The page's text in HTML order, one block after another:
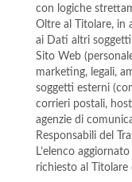
con logiche
Oltre al Titolare, in
ai Dati altri
Sito Web
marketing, legali,
soggetti esterni
corrieri postali,
agenzie di
Responsabili del
L’elenco
richiesto al Titolare